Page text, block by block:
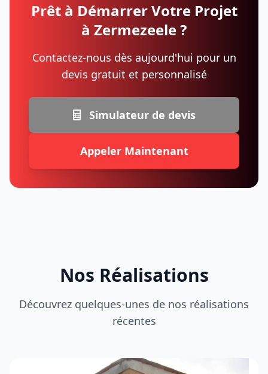
Prêt à Démarrer Votre Projet
à Zermezeele ?
Contactez-nous dès aujourd'hui pour un
devis gratuit et personnalisé
Simulateur de devis
Appeler Maintenant
Nos Réalisations
Découvrez quelques-unes de nos réalisations
récentes